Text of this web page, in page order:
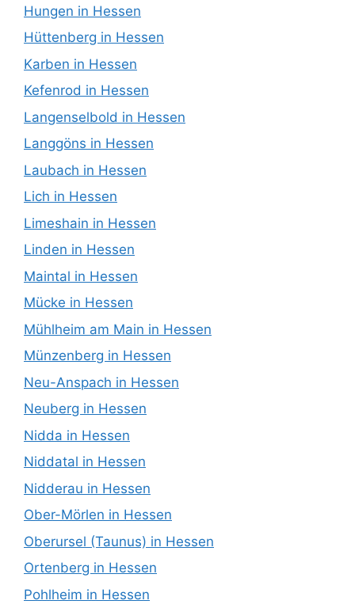
Hungen in Hessen
Hüttenberg in Hessen
Karben in Hessen
Kefenrod in Hessen
Langenselbold in Hessen
Langgöns in Hessen
Laubach in Hessen
Lich in Hessen
Limeshain in Hessen
Linden in Hessen
Maintal in Hessen
Mücke in Hessen
Mühlheim am Main in Hessen
Münzenberg in Hessen
Neu-Anspach in Hessen
Neuberg in Hessen
Nidda in Hessen
Niddatal in Hessen
Nidderau in Hessen
Ober-Mörlen in Hessen
Oberursel (Taunus) in Hessen
Ortenberg in Hessen
Pohlheim in Hessen